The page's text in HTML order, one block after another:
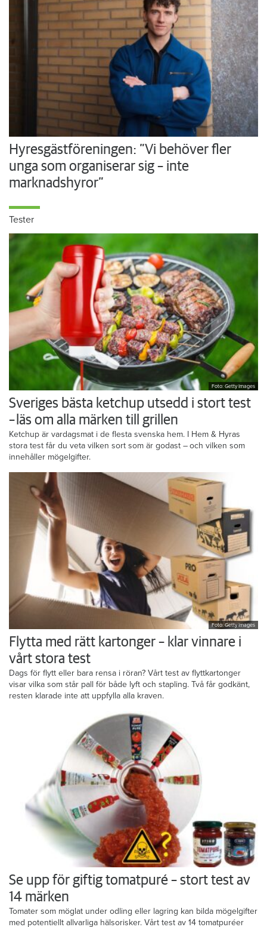
Hyresgästföreningen: ”Vi behöver fler
unga som organiserar sig – inte
marknadshyror”
Tester
Foto: Getty Images
Sveriges bästa ketchup utsedd i stort test
– läs om alla märken till grillen
Ketchup är vardagsmat i de flesta svenska hem. I Hem & Hyras
stora test får du veta vilken sort som är godast – och vilken som
innehåller mögelgifter.
Foto: Getty Images
Flytta med rätt kartonger – klar vinnare i
vårt stora test
Dags för flytt eller bara rensa i röran? Vårt test av flyttkartonger
visar vilka som står pall för både lyft och stapling. Två får godkänt,
resten klarade inte att uppfylla alla kraven.
Se upp för giftig tomatpuré – stort test av
14 märken
Tomater som möglat under odling eller lagring kan bilda mögelgifter
med potentiellt allvarliga hälsorisker. Vårt test av 14 tomatpuréer